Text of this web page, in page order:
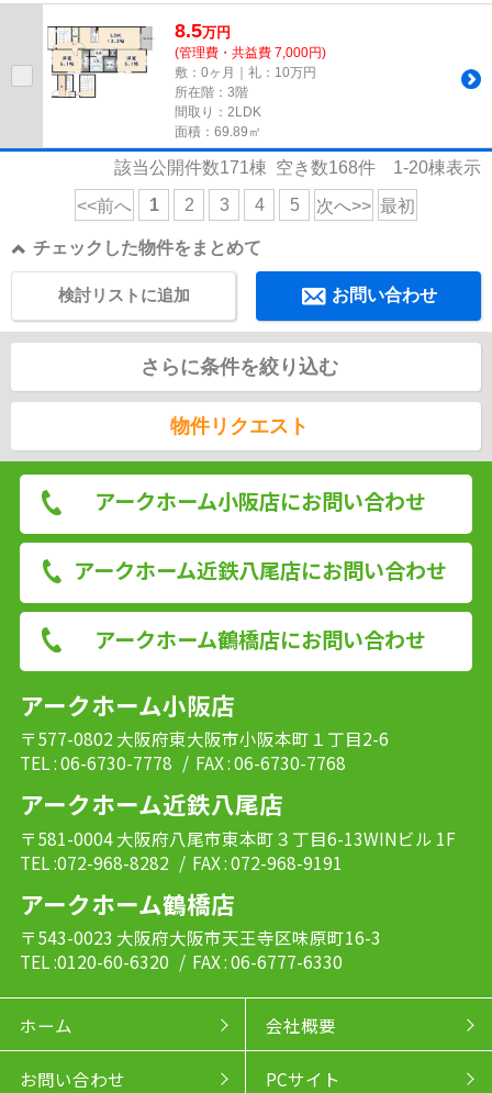
き場。周辺に駅が2つあるので...
8.5万円
(管理費・共益費 7,000円)
敷：0ヶ月｜礼：10万円
所在階：3階
間取り：2LDK
面積：69.89㎡
該当公開件数171棟 空き数168件 1-20棟表示
<<前へ 1 2 3 4 5 次へ>> 最初
チェックした物件をまとめて
お問い合わせ
検討リストに追加
さらに条件を絞り込む
物件リクエスト
アークホーム小阪店にお問い合わせ
アークホーム近鉄八尾店にお問い合わせ
アークホーム鶴橋店にお問い合わせ
アークホーム小阪店
〒577-0802 大阪府東大阪市小阪本町１丁目2-6
TEL : 06-6730-7778 / FAX : 06-6730-7768
アークホーム近鉄八尾店
〒581-0004 大阪府八尾市東本町３丁目6-13WINビル 1F
TEL :072-968-8282 / FAX : 072-968-9191
アークホーム鶴橋店
〒543-0023 大阪府大阪市天王寺区味原町16-3
TEL :0120-60-6320 / FAX : 06-6777-6330
ホーム 会社概要
お問い合わせ PCサイト